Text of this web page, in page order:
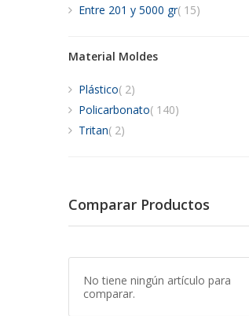
Entre 201 y 5000 gr 15artículos
Material Moldes
Plástico 2artículos
Policarbonato 140artículos
Tritan 2artículos
Comparar Productos
No tiene ningún artículo para
comparar.